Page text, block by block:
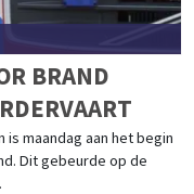
BRAND
is maandag aan het begin
Dit gebeurde op de